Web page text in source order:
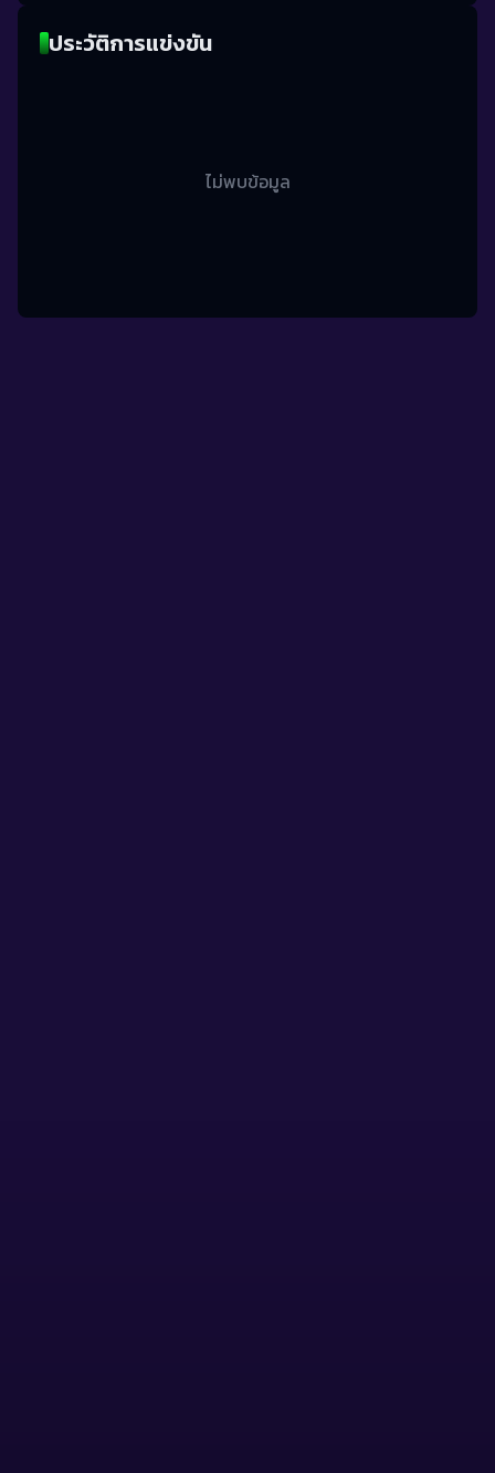
ประวัติการแข่งขัน
ไม่พบข้อมูล